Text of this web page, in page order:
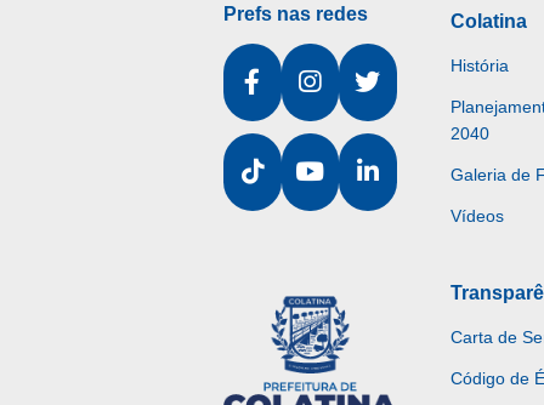
Prefs nas redes Colatina
História
2040
Galeria de
Vídeos
Carta de
Código de